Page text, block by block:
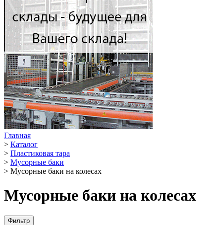
Главная
> Каталог
> Пластиковая тара
> Мусорные баки
> Мусорные баки на колесах
Мусорные баки на колесах
Фильтр